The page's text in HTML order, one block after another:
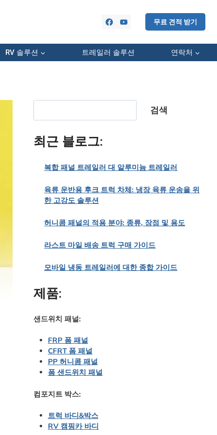
무료 견적 받기
RV 솔루션 트레일러 솔루션 연락처
검색
최근 블로그:
복합 패널 트레일러 대 알루미늄 트레일러
육류 운반용 후크 트럭 차체: 냉장 육류 운송을 위
한 고강도 솔루션
허니콤 패널의 적용 분야: 종류, 장점 및 용도
라스트 마일 배송 트럭 구매 가이드
모바일 냉동 트레일러에 대한 종합 가이드
제품:
샌드위치 패널:
FRP 폼 패널
CFRT 폼 패널
PP 허니콤 패널
폼 샌드위치 패널
컴포지트 박스:
트럭 바디&박스
RV 캠핑카 바디